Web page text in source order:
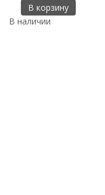
В корзину
В наличии